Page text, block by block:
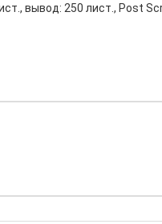
вывод: 250 лист., Post